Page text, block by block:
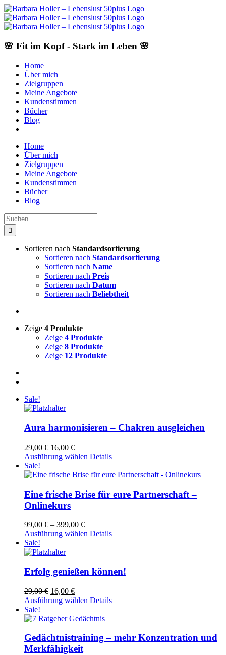
Skip
to
content
🌸 Fit im Kopf - Stark im Leben 🌸
Home
Über mich
Zielgruppen
Meine Angebote
Kundenstimmen
Bücher
Blog
Home
Über mich
Zielgruppen
Meine Angebote
Kundenstimmen
Bücher
Blog
Suche
nach:
Sortieren nach Standardsortierung
Sortieren nach Standardsortierung
Sortieren nach Name
Sortieren nach Preis
Sortieren nach Datum
Sortieren nach Beliebtheit
Zeige 4 Produkte
Zeige 4 Produkte
Zeige 8 Produkte
Zeige 12 Produkte
Sale!
Aura harmonisieren – Chakren ausgleichen
29,00€ Ursprünglicher
Preis
29,00 €
16,00 €Aktueller
Preis
16,00 €.
Ausführung wählen Dieses
weist
Varianten
auf.
auf
werden
Details
Sale!
Eine frische Brise für eure Partnerschaft –
Onlinekurs
99,00 € – 399,00 €Preisspanne:
99,00 €
Ausführung wählen Dieses
Varianten
auf.
Optionen
können
auf
der
Produktseite
gewählt
Details
Sale!
Erfolg genießen können!
29,00€ Ursprünglicher
Preis
29,00 €
16,00 €Aktueller
Preis
16,00 €.
Ausführung wählen Dieses
weist
Varianten
auf.
Details
Sale!
Gedächtnistraining – mehr Konzentration und
Merkfähigkeit